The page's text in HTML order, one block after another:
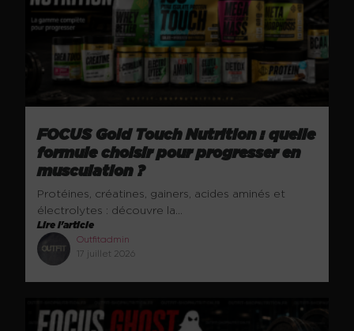
FOCUS Gold Touch Nutrition : quelle
formule choisir pour progresser en
musculation ?
Protéines, créatines, gainers, acides aminés et
électrolytes : découvre la...
Lire l'article
Outfitadmin
17 juillet 2026